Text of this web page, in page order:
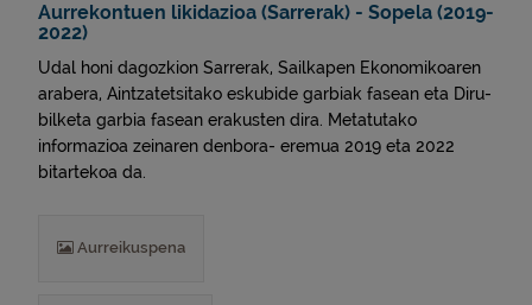
Aurrekontuen likidazioa (Sarrerak) - Sopela (2019-
2022)
Udal honi dagozkion Sarrerak, Sailkapen Ekonomikoaren
arabera, Aintzatetsitako eskubide garbiak fasean eta Diru-
bilketa garbia fasean erakusten dira. Metatutako
informazioa zeinaren denbora- eremua 2019 eta 2022
bitartekoa da.
Aurreikuspena